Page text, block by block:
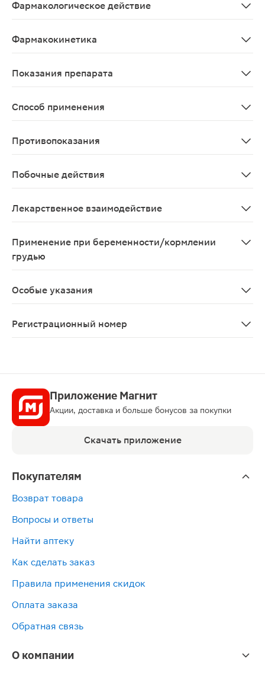
Фармакологическое действие
Фармакокинетика
Показания препарата
Способ применения
Противопоказания
Побочные действия
Лекарственное взаимодействие
Применение при беременности/кормлении
грудью
Особые указания
Регистрационный номер
Приложение Магнит
Акции, доставка и больше бонусов за покупки
Скачать приложение
Покупателям
Возврат товара
Вопросы и ответы
Найти аптеку
Как сделать заказ
Правила применения скидок
Оплата заказа
Обратная связь
О компании